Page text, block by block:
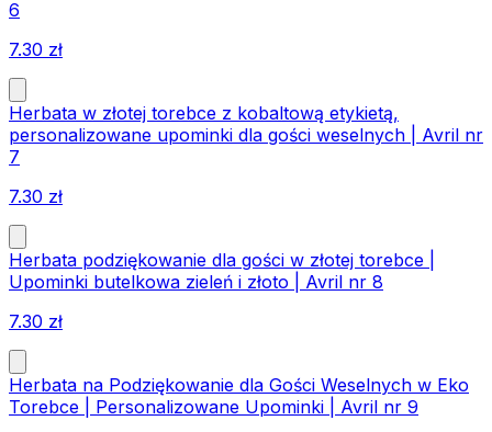
6
7.30 zł
Herbata w złotej torebce z kobaltową etykietą,
personalizowane upominki dla gości weselnych | Avril nr
7
7.30 zł
Herbata podziękowanie dla gości w złotej torebce |
Upominki butelkowa zieleń i złoto | Avril nr 8
7.30 zł
Herbata na Podziękowanie dla Gości Weselnych w Eko
Torebce | Personalizowane Upominki | Avril nr 9